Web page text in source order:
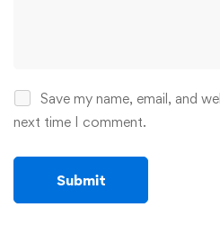
Save my name, email, and
next time I comment.